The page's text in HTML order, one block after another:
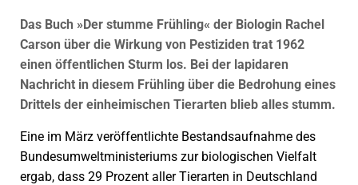
Das Buch »Der stumme Frühling« der Biologin Rachel
Carson über die Wirkung von Pestiziden trat 1962
einen öffentlichen Sturm los. Bei der lapidaren
Nachricht in diesem Frühling über die Bedrohung eines
Drittels der einheimischen Tierarten blieb alles stumm.
Eine im März veröffentlichte Bestandsaufnahme des
Bundesumweltministeriums zur biologischen Vielfalt
ergab, dass 29 Prozent aller Tierarten in Deutschland